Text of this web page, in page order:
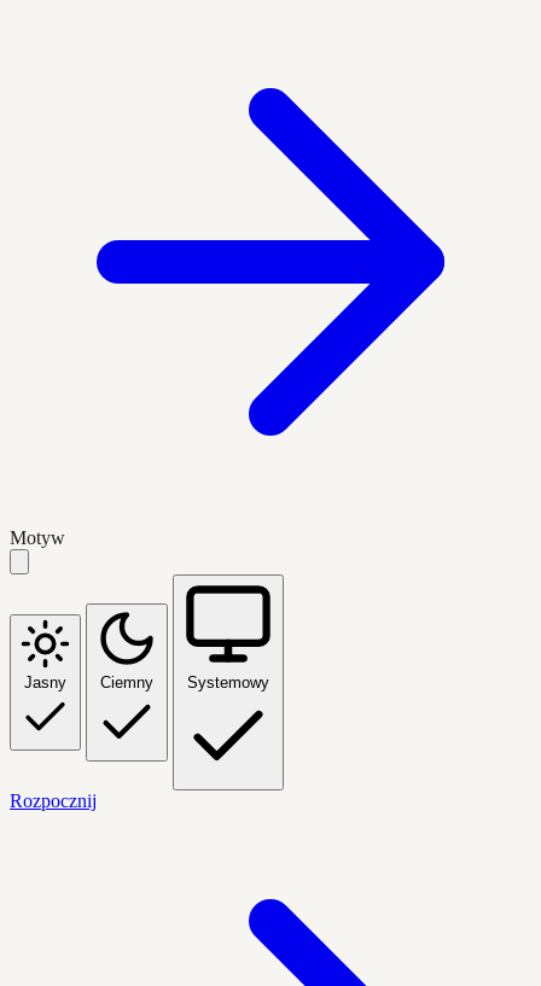
Motyw
Jasny Ciemny Systemowy
Rozpocznij